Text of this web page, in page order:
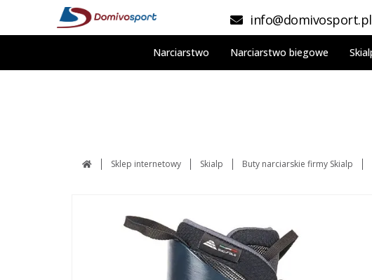
info@domivosport.pl
Narciarstwo Narciarstwo biegowe
Sklep internetowy Skialp Buty narciarskie firmy Skialp